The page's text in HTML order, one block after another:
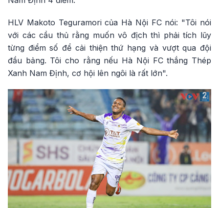
HLV Makoto Teguramori của Hà Nội FC nói: "Tôi nói
với các cầu thủ rằng muốn vô địch thì phải tích lũy
từng điểm số để cải thiện thứ hạng và vượt qua đội
đầu bảng. Tôi cho rằng nếu Hà Nội FC thắng Thép
Xanh Nam Định, cơ hội lên ngôi là rất lớn".